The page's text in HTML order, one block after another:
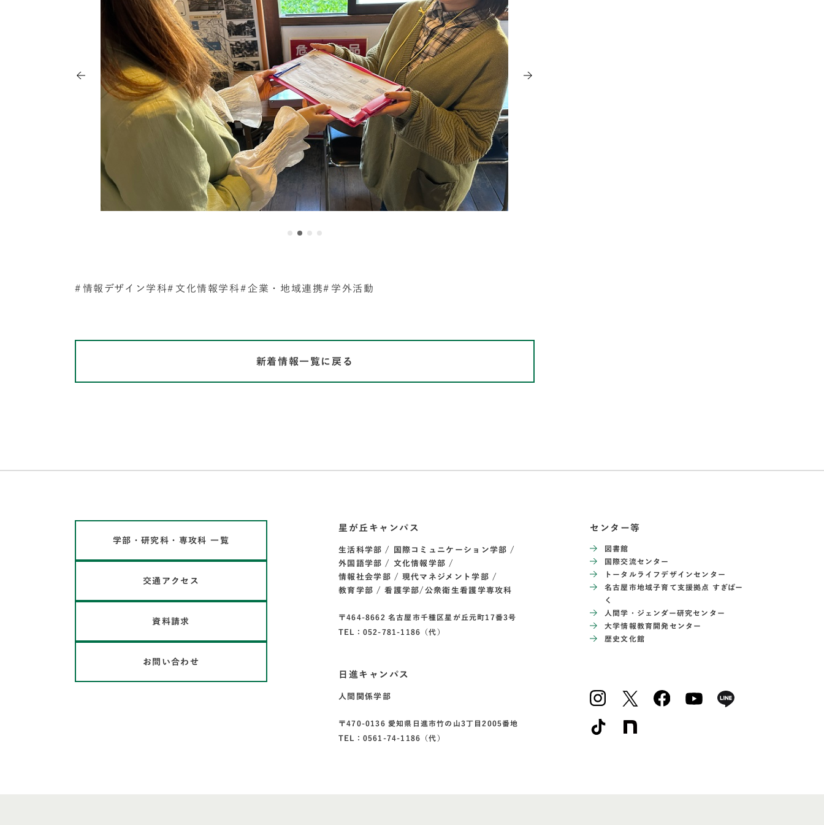
情報デザイン学科 文化情報学科 企業・地域連携 学外活動
新着情報一覧に戻る
学部・研究科・専攻科 一覧
交通アクセス
資料請求
お問い合わせ
星が丘キャンパス
生活科学部
国際コミュニケーション学部
外国語学部
文化情報学部
情報社会学部
現代マネジメント学部
教育学部
看護学部/公衆衛生看護学専攻科
〒464-8662 名古屋市千種区星が丘元町17番3号
TEL：052-781-1186（代）
日進キャンパス
人間関係学部
〒470-0136 愛知県日進市竹の山3丁目2005番地
TEL：0561-74-1186（代）
センター等
図書館
国際交流センター
トータルライフデザインセンター
名古屋市地域子育て支援拠点 すぎぱー
く
人間学・ジェンダー研究センター
大学情報教育開発センター
歴史文化館